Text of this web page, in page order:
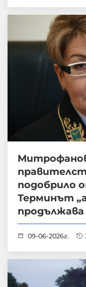
подобрило
Терминът
09-06-2026г.